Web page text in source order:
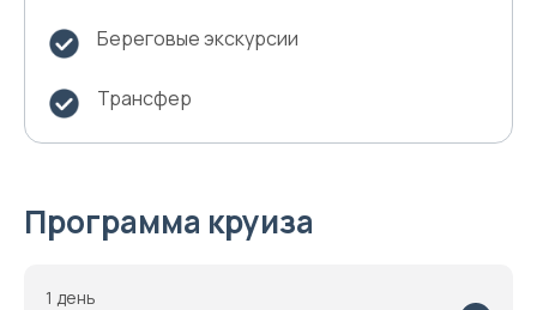
Береговые экскурсии
Трансфер
Программа круиза
1 день